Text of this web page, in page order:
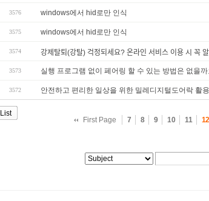
3576 windows에서 hid로만 인식
3575 windows에서 hid로만 인식
3574 강제탈퇴(강탈) 걱정되세요? 온라인 서비스 이용 시 꼭
3573 실행 프로그램 없이 페어링 할 수 있는 방법은 없을
3572 안전하고 편리한 일상을 위한 밀레디지털도어락 활
List
First Page 7 8 9 10 11 12